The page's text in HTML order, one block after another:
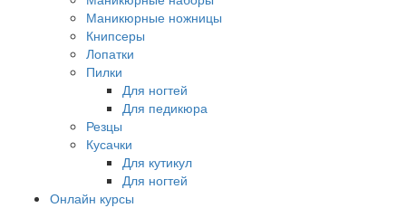
Маникюрные ножницы
Книпсеры
Лопатки
Пилки
Для ногтей
Для педикюра
Резцы
Кусачки
Для кутикул
Для ногтей
Онлайн курсы